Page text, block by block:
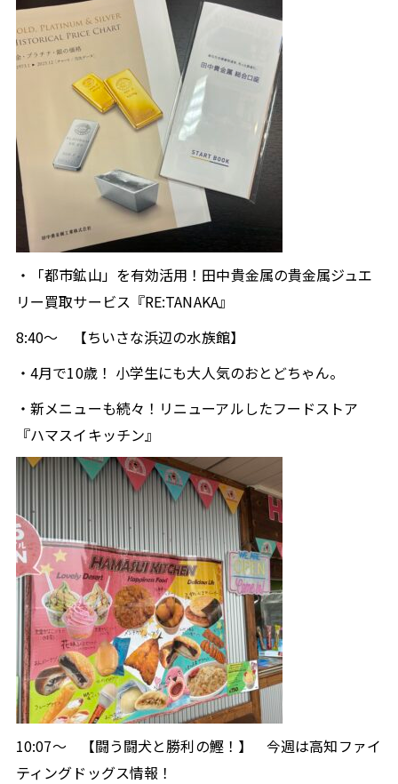
・「都市鉱山」を有効活用！田中貴金属の貴金属ジュエ
リー買取サービス『RE:TANAKA』
8:40～
【ちいさな浜辺の水族館】
・4月で10歳！ 小学生にも大人気のおとどちゃん。
・新メニューも続々！リニューアルしたフードストア
『ハマスイキッチン』
10:07～ 【闘う闘犬と勝利の鰹！】今週は高知ファイ
ティングドッグス情報！
radikoアプリダウンロードはこちら
今すぐ聴きたい方はこちら
radiko ブラウザ版
Podcastで聴く
タブレット
無料で聴ける音声コンテンツを配信しています。
末にダウンロードしておけばオフラインでも聴くこと
ができ、通信料を気にせずにお楽しみいただけます。
Podcastアプリダウンロードはこちら